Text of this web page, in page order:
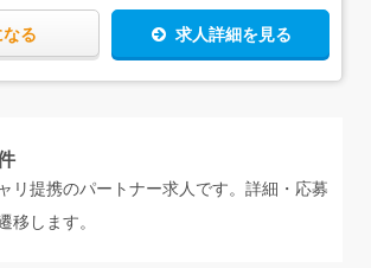
。★クレーン、玉掛け、フォークリフトなど、
は費用全額会社負担で取得可能です。★工場の
一人一人の作業進捗の共有など、改善活動に力
る 求人詳細を見る
リ提携のパートナー求人です。詳細・応募
移します。